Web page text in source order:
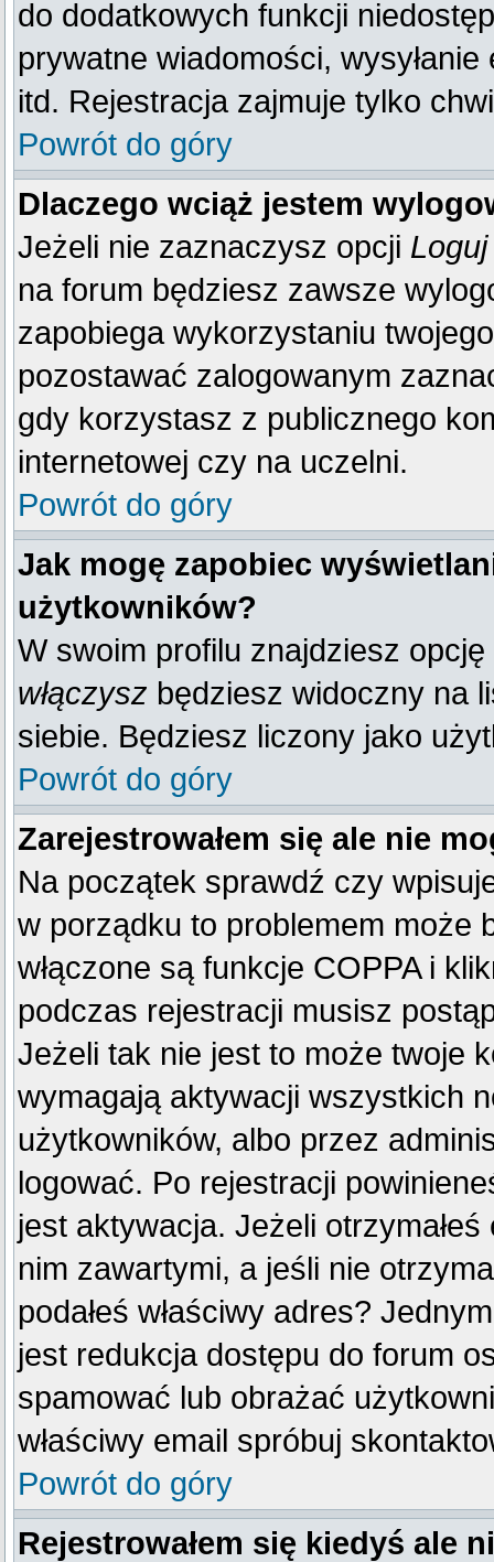
do dodatkowych funkcji
prywatne wiadomości,
itd. Rejestracja zajmuje tylko
Powrót do góry
Dlaczego wciąż jestem
Jeżeli nie zaznaczysz opcji
na forum będziesz zawsze
zapobiega wykorzystaniu
pozostawać zalogowanym
gdy korzystasz z publicznego
internetowej czy na uczelni.
Powrót do góry
Jak mogę zapobiec
użytkowników?
W swoim profilu znajdziesz opcję
włączysz będziesz widoczny na
siebie. Będziesz liczony jako
Powrót do góry
Zarejestrowałem się ale nie
Na początek sprawdź czy
w porządku to problemem może
włączone są funkcje COPPA i
podczas rejestracji musisz
Jeżeli tak nie jest to może twoje
wymagają aktywacji wszystkich
użytkowników, albo przez
logować. Po rejestracji
jest aktywacja. Jeżeli
nim zawartymi, a jeśli nie
podałeś właściwy adres?
jest redukcja dostępu do forum
spamować lub obrażać
właściwy email spróbuj
Powrót do góry
Rejestrowałem się kiedyś ale